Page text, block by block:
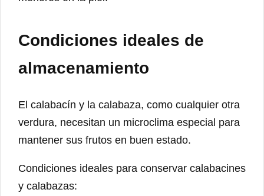
Condiciones ideales de
almacenamiento
El calabacín y la calabaza, como cualquier otra
verdura, necesitan un microclima especial para
mantener sus frutos en buen estado.
Condiciones ideales para conservar calabacines
y calabazas: